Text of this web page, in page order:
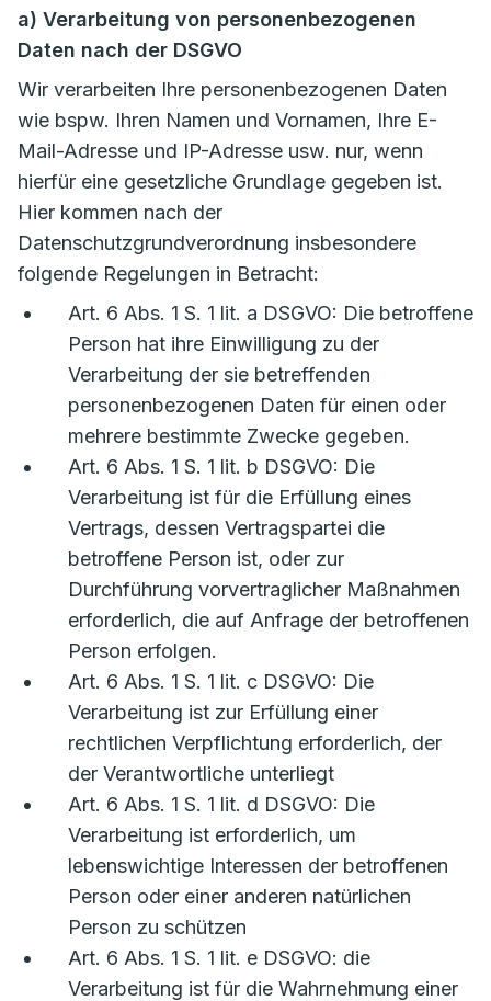
a) Verarbeitung von personenbezogenen
Daten nach der DSGVO
Wir verarbeiten Ihre personenbezogenen Daten
wie bspw. Ihren Namen und Vornamen, Ihre E-
Mail-Adresse und IP-Adresse usw. nur, wenn
hierfür eine gesetzliche Grundlage gegeben ist.
Hier kommen nach der
Datenschutzgrundverordnung insbesondere
folgende Regelungen in Betracht:
Art. 6 Abs. 1 S. 1 lit. a DSGVO: Die betroffene
Person hat ihre Einwilligung zu der
Verarbeitung der sie betreffenden
personenbezogenen Daten für einen oder
mehrere bestimmte Zwecke gegeben.
Art. 6 Abs. 1 S. 1 lit. b DSGVO: Die
Verarbeitung ist für die Erfüllung eines
Vertrags, dessen Vertragspartei die
betroffene Person ist, oder zur
Durchführung vorvertraglicher Maßnahmen
erforderlich, die auf Anfrage der betroffenen
Person erfolgen.
Art. 6 Abs. 1 S. 1 lit. c DSGVO: Die
Verarbeitung ist zur Erfüllung einer
rechtlichen Verpflichtung erforderlich, der
der Verantwortliche unterliegt
Art. 6 Abs. 1 S. 1 lit. d DSGVO: Die
Verarbeitung ist erforderlich, um
lebenswichtige Interessen der betroffenen
Person oder einer anderen natürlichen
Person zu schützen
Art. 6 Abs. 1 S. 1 lit. e DSGVO: die
Verarbeitung ist für die Wahrnehmung einer